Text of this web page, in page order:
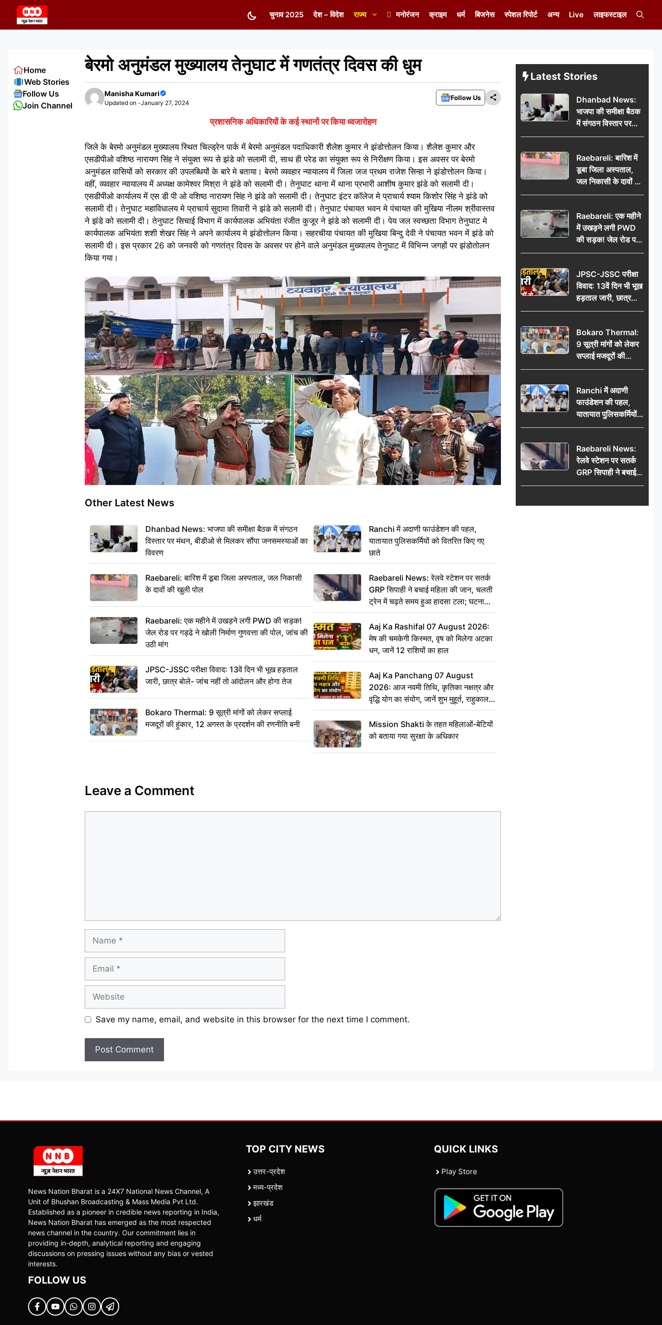
content
चुनाव 2025 देश – विदेश राज्य मनोरंजन क्राइम धर्म बिजनेस स्पेशल रिपोर्ट अन्य Live लाइफस्टाइल
बेरमो अनुमंडल मुख्यालय तेनुघाट में गणतंत्र दिवस की धुम
Manisha Kumari
Updated on -January 27, 2024
Follow Us
प्रशासनिक अधिकारियों के कई स्थानों पर किया ध्वजारोहण
जिले के बेरमो अनुमंडल मुख्यालय स्थित चिल्ड्रेन पार्क में बेरमो अनुमंडल पदाधिकारी शैलेश कुमार ने झंडोत्तोलन किया। शैलेश कुमार और
एसडीपीओ वशिष्ठ नारायण सिंह ने संयुक्त रूप से झंडे को सलामी दी, साथ ही परेड का संयुक्त रूप से निरीक्षण किया। इस अवसर पर बेरमो
अनुमंडल वासियों को सरकार की उपलब्धियों के बारे मे बताया। बेरमो व्यवहार न्यायालय में जिला जज प्रथम राजेश सिन्हा ने झंडोत्तोलन किया।
वहीं, व्यवहार न्यायालय में अध्यक्ष कामेश्वर मिश्रा ने झंडे को सलामी दी। तेनुघाट थाना में थाना प्रभारी आशीष कुमार झंडे को सलामी दी।
एसडीपीओ कार्यालय में एस डी पी ओ वशिष्ठ नारायण सिंह ने झंडे को सलामी दी। तेनुघाट इंटर कॉलेज मे प्राचार्य श्याम किशोर सिंह ने झंडे को
सलामी दी। तेनुघाट महाविधालय मे प्राचार्य सुदामा तिवारी ने झंडे को सलामी दी। तेनुघाट पंचायत भवन मे पंचायत की मुखिया नीलम श्रीवास्तव
ने झंडे को सलामी दी। तेनुघाट सिचाई विभाग में कार्यपालक अभियंता रंजीत कुजूर ने झंडे को सलामी दी। पेय जल स्वच्छता विभाग तेनुघाट मे
कार्यपालक अभियंता शशी शेखर सिंह ने अपने कार्यालय मे झंडोत्तोलन किया। सहरचीया पंचायत की मुखिया बिन्दु देवी ने पंचायत भवन में झंडे को
सलामी दी। इस प्रकार 26 को जनवरी को गणतंत्र दिवस के अवसर पर होने वाले अनुमंडल मुख्यालय तेनुघाट में विभिन्न जगहों पर झंडोतोलन
किया गया।
Other Latest News
Dhanbad News: भाजपा की समीक्षा बैठक में संगठन
विस्तार पर मंथन, बीडीओ से मिलकर सौंपा जनसमस्याओं का
विवरण
Raebareli: बारिश में डूबा जिला अस्पताल, जल निकासी
के दावों की खुली पोल
Raebareli: एक महीने में उखड़ने लगी PWD की सड़क!
जेल रोड पर गड्ढे ने खोली निर्माण गुणवत्ता की पोल, जांच की
उठी मांग
JPSC-JSSC परीक्षा विवाद: 13वें दिन भी भूख हड़ताल
जारी, छात्र बोले- जांच नहीं तो आंदोलन और होगा तेज
Bokaro Thermal: 9 सूत्री मांगों को लेकर सप्लाई
मजदूरों की हुंकार, 12 अगस्त के प्रदर्शन की रणनीति बनी
Ranchi में अदाणी फाउंडेशन की पहल,
यातायात पुलिसकर्मियों को वितरित किए गए
छाते
Raebareli News: रेलवे स्टेशन पर सतर्क
GRP सिपाही ने बचाई महिला की जान, चलती
ट्रेन में चढ़ते समय हुआ हादसा टला; घटना
CCTV में कैद
Aaj Ka Rashifal 07 August 2026:
मेष की चमकेगी किस्मत, वृष को मिलेगा अटका
धन, जानें 12 राशियों का हाल
Aaj Ka Panchang 07 August
2026: आज नवमी तिथि, कृतिका नक्षत्र और
वृद्धि योग का संयोग, जानें शुभ मुहूर्त, राहुकाल
का सही समय
Mission Shakti के तहत महिलाओं-बेटियों
को बताया गया सुरक्षा के अधिकार
Leave a Comment
Save my name, email, and website in this browser for the next time I comment.
Home
Web Stories
Follow Us
Join Channel
Latest Stories
Dhanbad News:
भाजपा की समीक्षा बैठक
में संगठन विस्तार पर
मंथन, बीडीओ से
जनसमस्याओं का विवरण
Raebareli: बारिश में
डूबा जिला अस्पताल,
जल निकासी के दावों की
खुली पोल
Raebareli: एक महीने
में उखड़ने लगी PWD
की सड़क! जेल रोड पर
गड्ढे ने खोली निर्माण
की उठी मांग
JPSC-JSSC परीक्षा
विवाद: 13वें दिन भी भूख
हड़ताल जारी, छात्र
बोले- जांच नहीं तो
Bokaro Thermal:
9 सूत्री मांगों को लेकर
सप्लाई मजदूरों की
हुंकार, 12 अगस्त के
Ranchi में अदाणी
फाउंडेशन की पहल,
यातायात पुलिसकर्मियों
को वितरित किए गए छाते
Raebareli News:
रेलवे स्टेशन पर सतर्क
GRP सिपाही ने बचाई
महिला की जान, चलती
हादसा टला; घटना
News Nation Bharat is a 24X7 National News Channel, A
Unit of Bhushan Broadcasting & Mass Media Pvt Ltd.
Established as a pioneer in credible news reporting in India,
News Nation Bharat has emerged as the most respected
news channel in the country. Our commitment lies in
providing in-depth, analytical reporting and engaging
discussions on pressing issues without any bias or vested
interests.
FOLLOW US
TOP CITY NEWS
उत्तर-प्रदेश
मध्य-प्रदेश
झारखंड
धर्म
QUICK LINKS
Play Store